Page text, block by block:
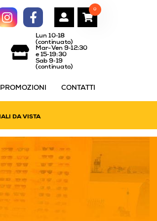
Lun 10‑18
(continuato)
Mar-Ven 9‑12:30
e 15‑19:30
Sab 9‑19
(continuato)
PROMOZIONI CONTATTI
0
DA VISTA